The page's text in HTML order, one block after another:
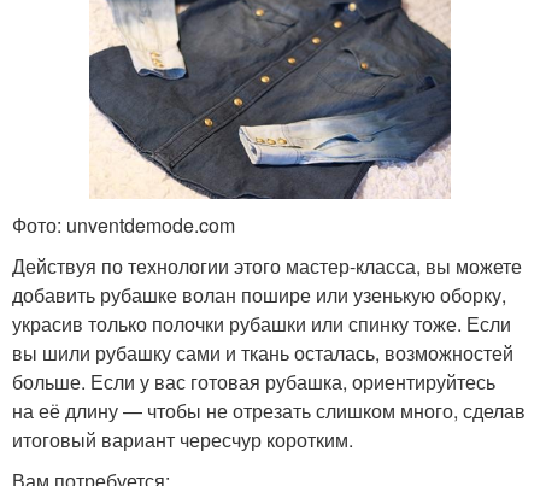
Фото: unventdemode.com
Действуя по технологии этого мастер-класса, вы можете
добавить рубашке волан пошире или узенькую оборку,
украсив только полочки рубашки или спинку тоже. Если
вы шили рубашку сами и ткань осталась, возможностей
больше. Если у вас готовая рубашка, ориентируйтесь
на её длину — чтобы не отрезать слишком много, сделав
итоговый вариант чересчур коротким.